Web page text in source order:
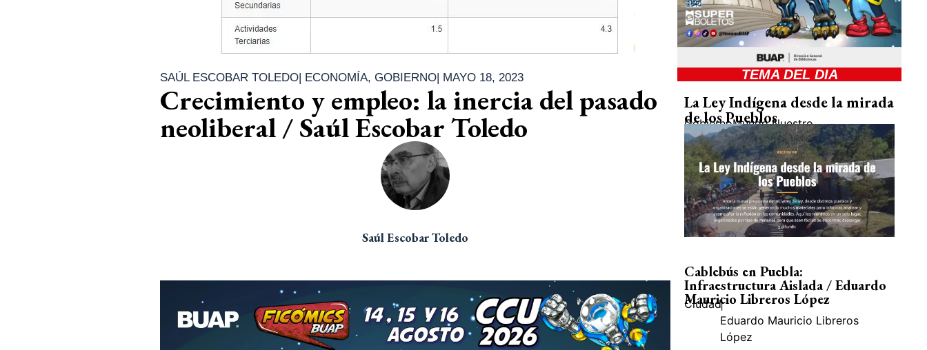
SAÚL ESCOBAR TOLEDO| ECONOMÍA, GOBIERNO| MAYO 18, 2023
Crecimiento y empleo: la inercia del pasado
neoliberal / Saúl Escobar Toledo
Saúl Escobar Toledo
TEMA DEL DIA
La Ley Indígena desde la mirada
de los Pueblos
GobiernoMundo Nuestro
Cablebús en Puebla:
Infraestructura Aislada / Eduardo
Mauricio Libreros López
Ciudad|
Eduardo Mauricio Libreros
López